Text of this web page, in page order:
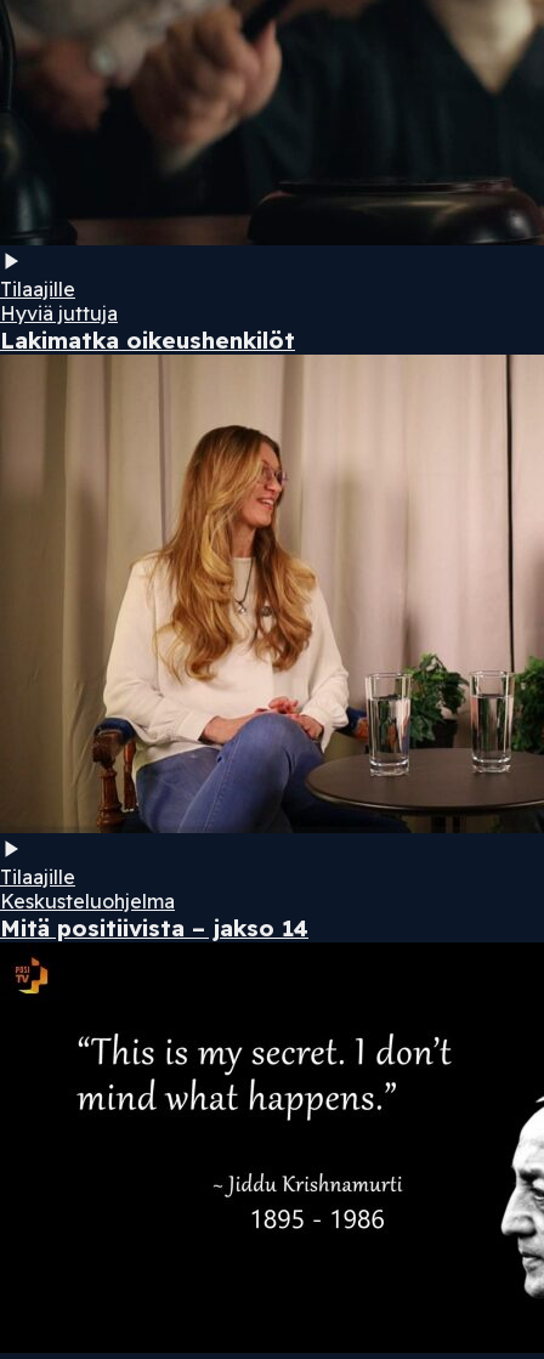
Tilaajille
Hyviä juttuja
Lakimatka oikeushenkilöt
Tilaajille
Keskusteluohjelma
Mitä positiivista – jakso 14